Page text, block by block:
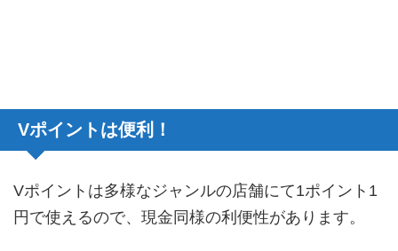
Vポイントは便利！
Vポイントは多様なジャンルの店舗にて1ポイント1
円で使えるので、現金同様の利便性があります。